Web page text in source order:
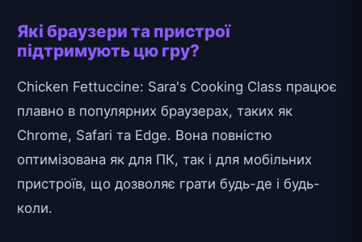
Які браузери та пристрої
підтримують цю гру?
Chicken Fettuccine: Sara's Cooking Class працює
плавно в популярних браузерах, таких як
Chrome, Safari та Edge. Вона повністю
оптимізована як для ПК, так і для мобільних
пристроїв, що дозволяє грати будь-де і будь-
коли.